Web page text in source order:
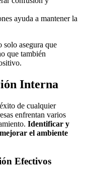
ayuda a mantener la
solo asegura que
que también
Interna
de cualquier
enfrentan varios
Identificar y
el ambiente
Efectivos